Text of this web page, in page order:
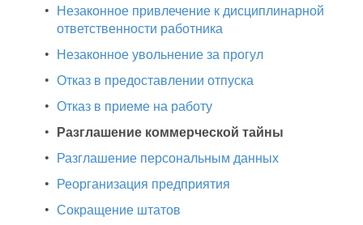
• Незаконное привлечение к дисциплинарной
ответственности работника
• Незаконное увольнение за прогул
• Отказ в предоставлении отпуска
• Отказ в приеме на работу
• Разглашение коммерческой тайны
• Разглашение персональным данных
• Реорганизация предприятия
• Сокращение штатов